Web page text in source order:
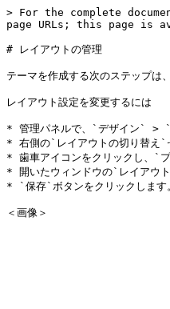
> For the complete
page URLs; this page is
# レイアウトの管理
テーマを作成する次のステップは
レイアウト設定を変更するには
* 管理パネルで、`デザイン` > `
* 右側の`レイアウトの切り替え`
* 歯車アイコンをクリックし、`
* 開いたウィンドウの`レイアウ
* `保存`ボタンをクリックします